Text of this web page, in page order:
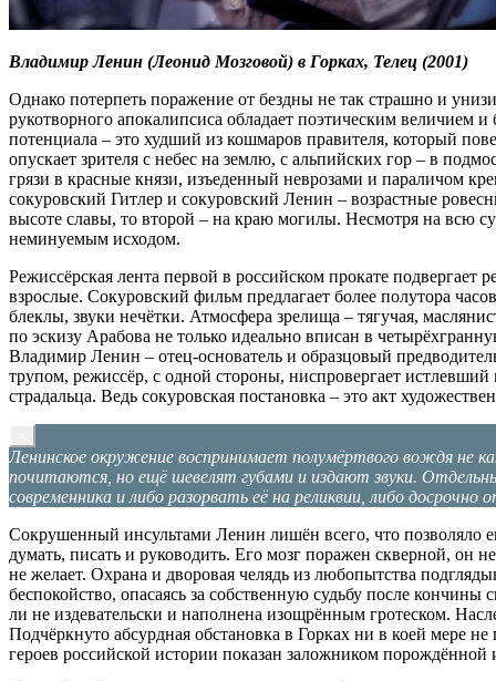
Владимир Ленин (Леонид Мозговой) в Горках, Телец (2001)
Однако потерпеть поражение от бездны не так страшно и
рукотворного апокалипсиса обладает поэтическим величием
потенциала – это худший из кошмаров правителя, который
опускает зрителя с небес на землю, с альпийских гор – в
грязи в красные князи, изъеденный неврозами и параличом
сокуровский Гитлер и сокуровский Ленин – возрастные
высоте славы, то второй – на краю могилы. Несмотря на всю
неминуемым исходом.
Режиссёрская лента первой в российском прокате подвергает
взрослые. Сокуровский фильм предлагает более полутора
блеклы, звуки нечётки. Атмосфера зрелища – тягучая,
по эскизу Арабова не только идеально вписан в
Владимир Ленин – отец-основатель и образцовый
трупом, режиссёр, с одной стороны, ниспровергает
страдальца. Ведь сокуровская постановка – это акт
Ленинское окружение воспринимает полумёртвого вождя не
почитаются, но ещё шевелят губами и издают звуки.
современника и либо разорвать её на реликвии, либо досрочно
Сокрушенный инсультами Ленин лишён всего, что позволяло
думать, писать и руководить. Его мозг поражен скверной, он
не желает. Охрана и дворовая челядь из любопытства
беспокойство, опасаясь за собственную судьбу после
ли не издевательски и наполнена изощрённым гротеском.
Подчёркнуто абсурдная обстановка в Горках ни в коей мере
героев российской истории показан заложником